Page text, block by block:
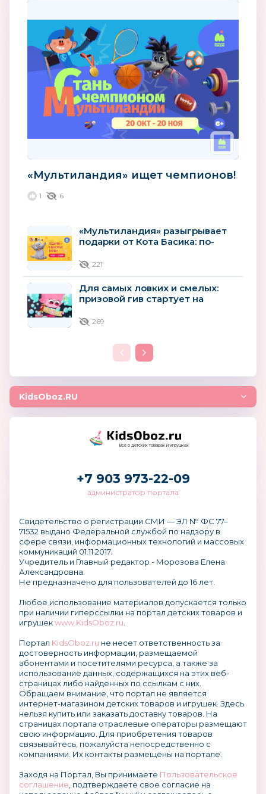
«Мультиландия» ищет чемпионов!
1 6
«Мультиландия» разыгрывает
подарки от Кота Басика: по-
221
Для самых ловких и смелых:
призовой гив стартует на
269
KidsOboz.RU
Всё о детских товарах и игрушках
+7 903 973-22-09
администратор портала
Свидетельство о регистрации СМИ — ЭЛ № ФС 77–
71532 выдано Федеральной службой по надзору в
сфере связи, информационных технологий и массовых
коммуникаций 01.11.2017.
Учредитель и Главный редактор - Морозова Елена
Александровна.
Не предназначено для пользователей до 16 лет.
Любое использование материалов допускается только
при наличии гиперссылки на портал детских товаров и
игрушекwww.KidsOboz.ru
Портал KidsOboz.ru не несет ответственность за
достоверность информации, размещаемой
абонентами и посетителями ресурса, а также за
использование данных, содержащихся на этих веб-
страницах либо найденных по ссылкам с них.
Обращаем внимание, что портал не является
интернет-магазином детских товаров и игрушек. Здесь
нельзя купить или заказать доставку товаров. На
страницах портала отраслевые операторы размещают
свою информацию. Для приобретения товаров
связывайтесь, пожалуйста непосредственно с
компаниями. Их контакты размещены на портале.
Заходя на Портал, Вы принимаете Пользовательское
соглашение , подтверждаете свое согласие на